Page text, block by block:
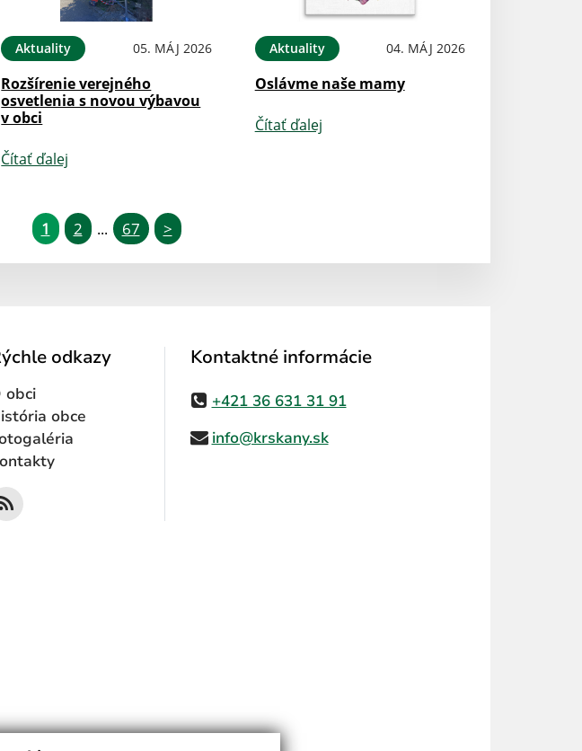
Aktuality 05. MÁJ 2026
Rozšírenie verejného
osvetlenia s novou výbavou
v obci
Čítať ďalej
Aktuality 04. MÁJ 2026
Oslávme naše mamy
Čítať ďalej
1 2 ... 67 >
odkazy
obci
obce
Kontaktné informácie
+421 36 631 31 91
info@krskany.sk